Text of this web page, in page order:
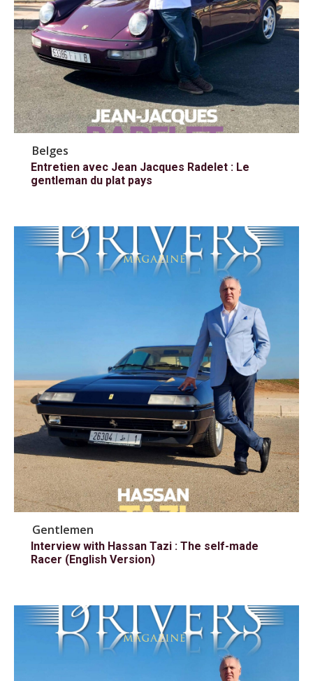
Belges
Entretien avec Jean Jacques Radelet : Le
gentleman du plat pays
Gentlemen
Interview with Hassan Tazi : The self-made
Racer (English Version)